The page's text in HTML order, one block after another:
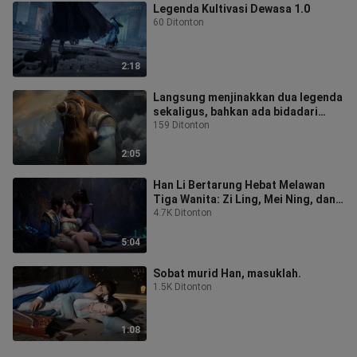
2:18
Legenda Kultivasi Dewasa 1.0
60 Ditonton
2:05
Langsung menjinakkan dua legenda
sekaligus, bahkan ada bidadari
peringkat ke-18 di Daftar
159 Ditonton
5:04
Han Li Bertarung Hebat Melawan
Tiga Wanita: Zi Ling, Mei Ning, dan
Gongsun Xing—Ternyata Akar Roh
4.7K Ditonton
1:08
Sobat murid Han, masuklah.
1.5K Ditonton